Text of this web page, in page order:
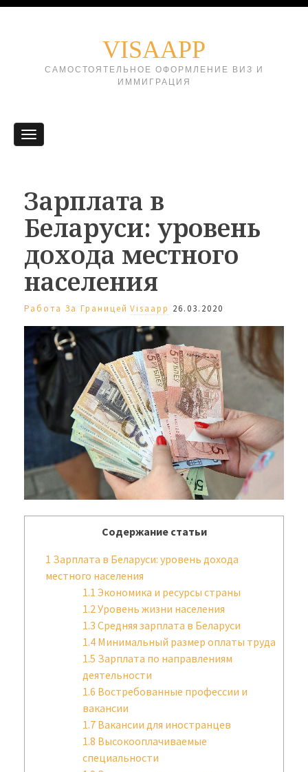
VISAAPP
САМОСТОЯТЕЛЬНОЕ ОФОРМЛЕНИЕ ВИЗ И
ИММИГРАЦИЯ
Зарплата в
Беларуси: уровень
дохода местного
населения
Работа За Границей Visaapp 26.03.2020
Содержание статьи
1 Зарплата в Беларуси: уровень дохода
местного населения
1.1 Экономика и ресурсы страны
1.2 Уровень жизни населения
1.3 Средняя зарплата в Беларуси
1.4 Минимальный размер оплаты труда
1.5 Зарплата по направлениям
деятельности
1.6 Востребованные профессии и
вакансии
1.7 Вакансии для иностранцев
1.8 Высокооплачиваемые
специальности